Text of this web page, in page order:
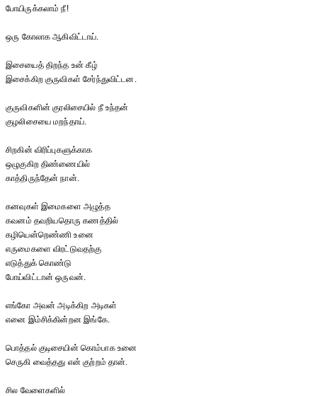
போயிருக்கலாம் நீ!
ஒரு கோலாக ஆகிவிட்டாய்.
இசையைத் திறந்த உன் கீழ்
இசைக்கிற குருவிகள் சேர்ந்துவிட்டன.
குருவிகளின் குரலிசையில் நீ உந்தன்
குழலிசையை மறந்தாய்.
சிறகின் விரிப்புகளுக்காக
ஒழுகுகிற திண்ணையில்
காத்திருந்தேன் நான்.
கனவுகள் இமைகளை அழுத்த
கவனம் தவறியதொரு கணத்தில்
கழியென்றெண்ணி உனை
எருமைகளை விரட்டுவதற்கு
எடுத்துக் கொண்டு
போய்விட்டான் ஒருவன்.
எங்கோ அவன் அடிக்கிற அடிகள்
எனை இம்சிக்கின்றன இங்கே.
பொத்தல் குடிசையின் கொம்பாக உனை
செருகி வைத்தது என் குற்றம் தான்.
சில வேளைகளில்